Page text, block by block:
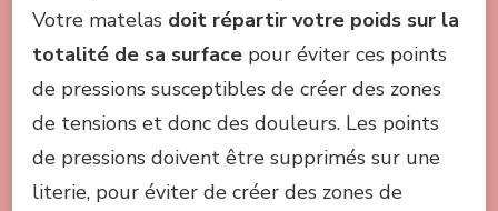
Votre matelas doit répartir votre poids sur la
totalité de sa surface pour éviter ces points
de pressions susceptibles de créer des zones
de tensions et donc des douleurs. Les points
de pressions doivent être supprimés sur une
literie, pour éviter de créer des zones de